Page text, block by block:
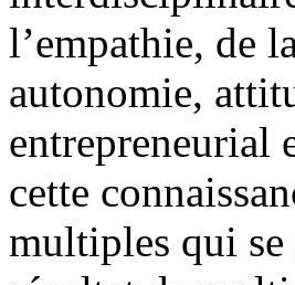
l’empathie, de
autonomie,
entrepreneurial
cette
multiples qui se